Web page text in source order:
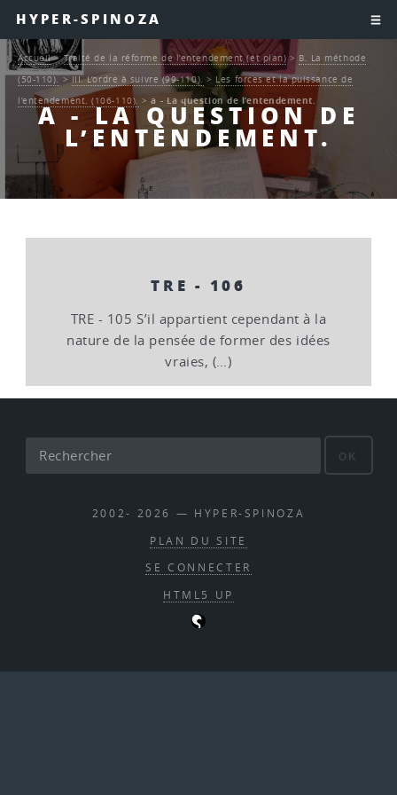
HYPER-SPINOZA
A - LA QUESTION DE
L’ENTENDEMENT.
Accueil>Traité de la réforme de l’entendement (et plan)> B. La méthode
(50-110).>III. L’ordre à suivre (99-110). > Les forces et la puissance de
l’entendement. (106-110). >a - La question de l’entendement.
TRE - 106
TRE - 105 S’il appartient cependant à la
nature de la pensée de former des idées
vraies, (…)
OK
2002- 2026 — HYPER-SPINOZA
PLAN DU SITE
SE CONNECTER
HTML5 UP